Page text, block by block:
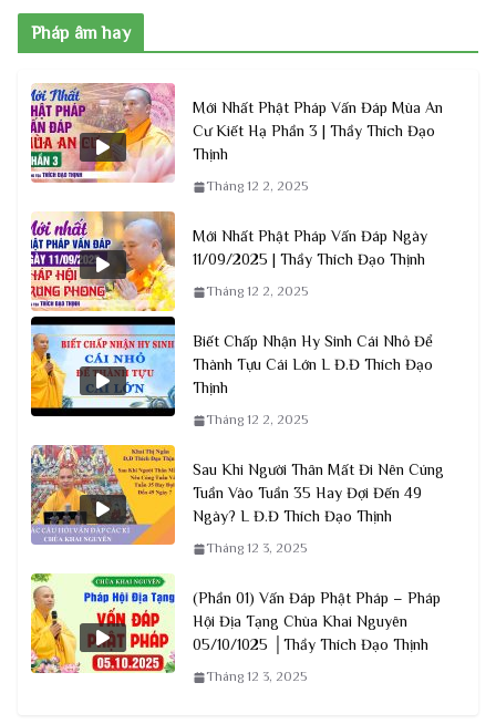
Pháp âm hay
Mới Nhất Phật Pháp Vấn Đáp Mùa An
Cư Kiết Hạ Phần 3 | Thầy Thích Đạo
Thịnh
Tháng 12 2, 2025
Mới Nhất Phật Pháp Vấn Đáp Ngày
11/09/2025 | Thầy Thích Đạo Thịnh
Tháng 12 2, 2025
Biết Chấp Nhận Hy Sinh Cái Nhỏ Để
Thành Tựu Cái Lớn L Đ.Đ Thích Đạo
Thịnh
Tháng 12 2, 2025
Sau Khi Người Thân Mất Đi Nên Cúng
Tuần Vào Tuần 35 Hay Đợi Đến 49
Ngày? L Đ.Đ Thích Đạo Thịnh
Tháng 12 3, 2025
(Phần 01) Vấn Đáp Phật Pháp – Pháp
Hội Địa Tạng Chùa Khai Nguyên
05/10/1025 │Thầy Thích Đạo Thịnh
Tháng 12 3, 2025